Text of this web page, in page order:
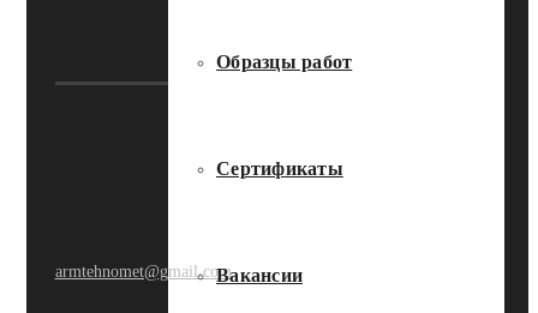
armtehnomet@gmail.com
Образцы работ
Сертификаты
Вакансии